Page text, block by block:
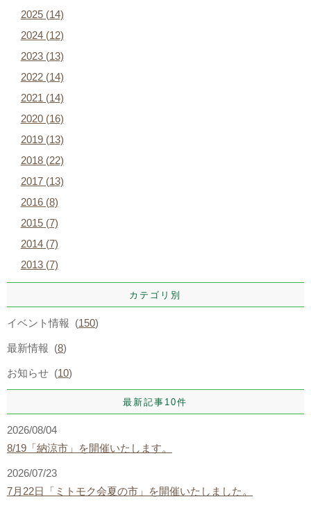
2025 (14)
2024 (12)
2023 (13)
2022 (14)
2021 (14)
2020 (16)
2019 (13)
2018 (22)
2017 (13)
2016 (8)
2015 (7)
2014 (7)
2013 (7)
カテゴリ別
イベント情報 (150)
最新情報 (8)
お知らせ (10)
最新記事10件
2026/08/04
8/19「納涼市」を開催いたします。
2026/07/23
7月22日「ミトモク会夏の市」を開催いたしました。